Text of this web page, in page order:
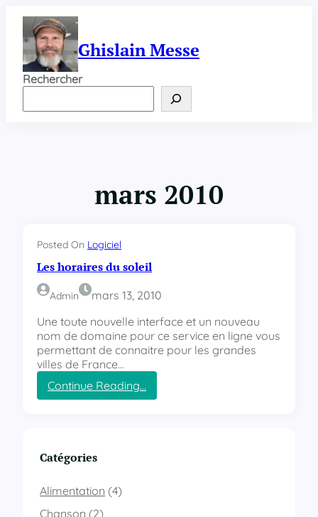
contenu
Ghislain Messe
Rechercher
mars 2010
Posted On Logiciel
Les horaires du soleil
Admin
mars 13, 2010
Une toute nouvelle interface et un nouveau
nom de domaine pour ce service en ligne vous
permettant de connaitre pour les grandes
villes de France…
Continue Reading…
:
Catégories
Alimentation (4)
Chanson (2)